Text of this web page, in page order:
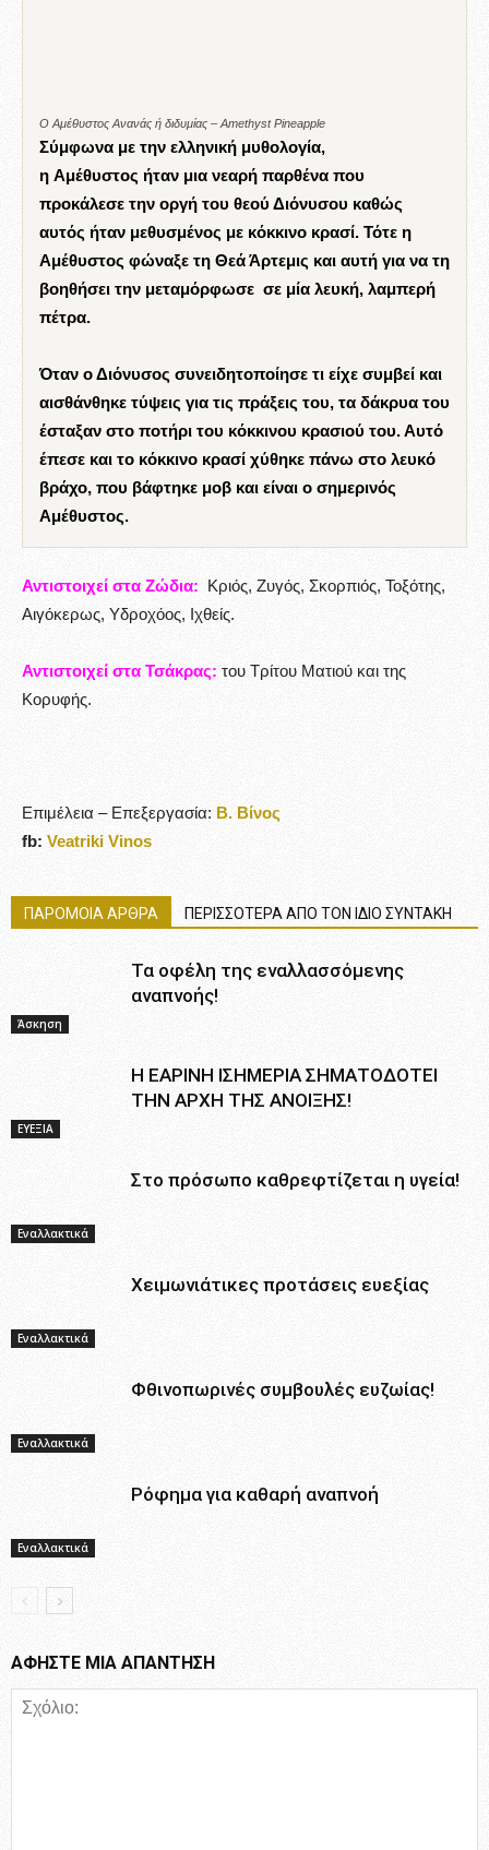
Ο Αμέθυστος Ανανάς ή διδυμίας – Amethyst Pineapple
Σύμφωνα με την ελληνική μυθολογία,
η Αμέθυστος ήταν μια νεαρή παρθένα που
προκάλεσε την οργή του θεού Διόνυσου καθώς
αυτός ήταν μεθυσμένος με κόκκινο κρασί. Τότε η
Αμέθυστος φώναξε τη Θεά Άρτεμις και αυτή για να τη
βοηθήσει την μεταμόρφωσε σε μία λευκή, λαμπερή
πέτρα.
Όταν ο Διόνυσος συνειδητοποίησε τι είχε συμβεί και
αισθάνθηκε τύψεις για τις πράξεις του, τα δάκρυα του
έσταξαν στο ποτήρι του κόκκινου κρασιού του. Αυτό
έπεσε και το κόκκινο κρασί χύθηκε πάνω στο λευκό
βράχο, που βάφτηκε μοβ και είναι ο σημερινός
Αμέθυστος.
Αντιστοιχεί στα Ζώδια: Κριός, Ζυγός, Σκορπιός, Τοξότης,
Αιγόκερως, Υδροχόος, Ιχθείς.
Αντιστοιχεί στα Τσάκρας: του Τρίτου Ματιού και της
Κορυφής.
Επιμέλεια – Επεξεργασία: Β. Βίνος
fb: Veatriki Vinos
ΠΑΡΟΜΟΙΑ ΑΡΘΡΑ ΠΕΡΙΣΣΟΤΕΡΑ ΑΠΟ ΤΟΝ ΙΔΙΟ ΣΥΝΤΑΚΗ
Άσκηση
Τα οφέλη της εναλλασσόμενης
αναπνοής!
ΕΥΕΞΙΑ
Η ΕΑΡΙΝΗ ΙΣΗΜΕΡΙΑ ΣΗΜΑΤΟΔΟΤΕΙ
ΤΗΝ ΑΡΧΗ ΤΗΣ ΑΝΟΙΞΗΣ!
Εναλλακτικά
Στο πρόσωπο καθρεφτίζεται η υγεία!
Εναλλακτικά
Χειμωνιάτικες προτάσεις ευεξίας
Εναλλακτικά
Φθινοπωρινές συμβουλές ευζωίας!
Εναλλακτικά
Ρόφημα για καθαρή αναπνοή
ΑΦΗΣΤΕ ΜΙΑ ΑΠΑΝΤΗΣΗ